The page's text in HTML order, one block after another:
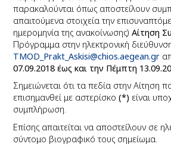
παρακαλούνται όπως αποστείλουν
απαιτούμενα στοιχεία την
ημερομηνία της ανακοίνωσης)Αίτηση
Πρόγραμμα στην ηλεκτρονική
TMOD_Prakt_Askisi@chios.aegean.gr
07.09.2018 έως και την Πέμπτη
Σημειώνεται ότι τα πεδία στην Αίτηση
επισημανθεί με αστερίσκο(*) είναι
συμπλήρωση.
Επίσης απαιτείται να αποστείλουν σε
σύντομο βιογραφικό τους σημείωμα.